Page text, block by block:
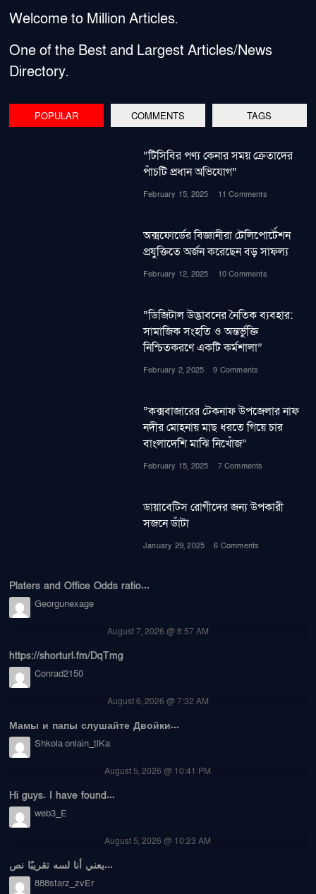
Welcome to Million Articles.
One of the Best and Largest Articles/News
Directory.
POPULAR COMMENTS TAGS
“টিসিবির পণ্য কেনার সময় ক্রেতাদের
পাঁচটি প্রধান অভিযোগ”
February 15, 2025 11 Comments
অক্সফোর্ডের বিজ্ঞানীরা টেলিপোর্টেশন
প্রযুক্তিতে অর্জন করেছেন বড় সাফল্য
February 12, 2025 10 Comments
“ডিজিটাল উদ্ভাবনের নৈতিক ব্যবহার:
সামাজিক সংহতি ও অন্তর্ভুক্তি
নিশ্চিতকরণে একটি কর্মশালা”
February 2, 2025 9 Comments
”কক্সবাজারের টেকনাফ উপজেলার নাফ
নদীর মোহনায় মাছ ধরতে গিয়ে চার
বাংলাদেশি মাঝি নিখোঁজ”
February 15, 2025 7 Comments
ডায়াবেটিস রোগীদের জন্য উপকারী
সজনে ডাঁটা
January 29, 2025 6 Comments
Platers and Office Odds ratio...
Georgunexage
August 7, 2026 @ 8:57 AM
https://shorturl.fm/DqTmg
Conrad2150
August 6, 2026 @ 7:32 AM
Мамы и папы слушайте Двойки...
Shkola onlain_tlKa
August 5, 2026 @ 10:41 PM
Hi guys. I have found...
web3_E
August 5, 2026 @ 10:23 AM
يعني أنا لسه تقريبًا نص...
888starz_zvEr